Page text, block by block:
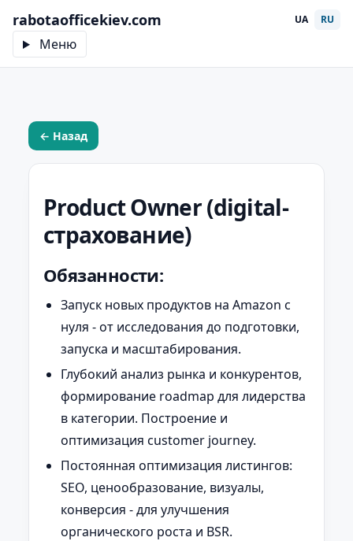
rabotaofficekiev.com
Меню
UA RU
← Назад
Product Owner (digital-
страхование)
Обязанности:
Запуск новых продуктов на Amazon с
нуля - от исследования до подготовки,
запуска и масштабирования.
Глубокий анализ рынка и конкурентов,
формирование roadmap для лидерства
в категории. Построение и
оптимизация customer journey.
Постоянная оптимизация листингов:
SEO, ценообразование, визуалы,
конверсия - для улучшения
органического роста и BSR.